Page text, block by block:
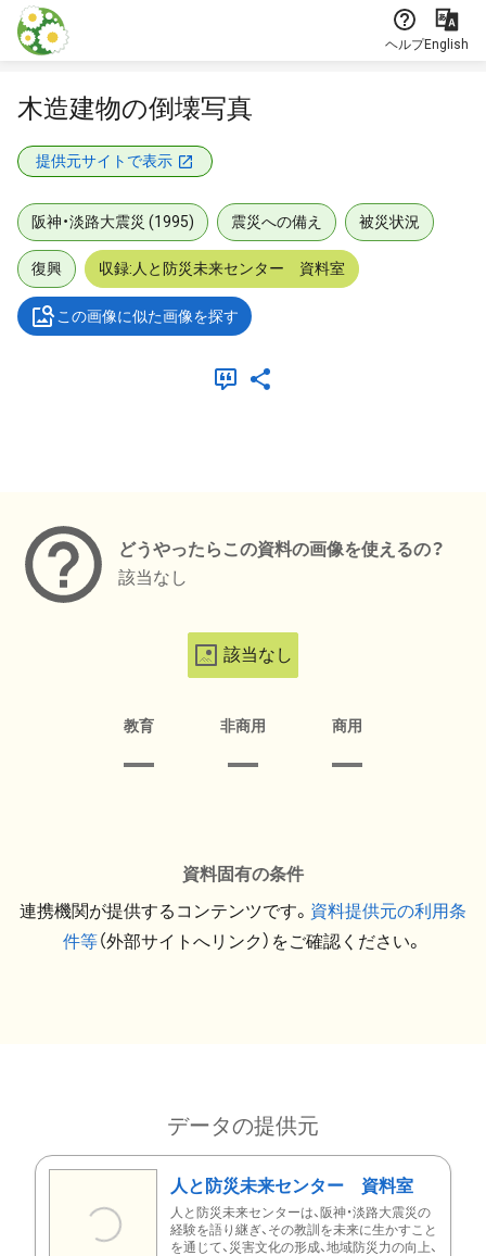
本文に飛ぶ
ヘルプEnglish
木造建物の倒壊写真
提供元サイトで表示
阪神・淡路大震災 (1995) 震災への備え 被災状況
復興 収録:人と防災未来センター 資料室
この画像に似た画像を探す
どうやったらこの資料の画像を使えるの？
該当なし
該当なし
教育 非商用 商用
資料固有の条件
連携機関が提供するコンテンツです。 資料提供元の利用条
件等（外部サイトへリンク）をご確認ください。
データの提供元
人と防災未来センター 資料室
人と防災未来センターは、阪神・淡路大震災の
経験を語り継ぎ、その教訓を未来に生かすこと
を通じて、災害文化の形成、地域防災力の向上、